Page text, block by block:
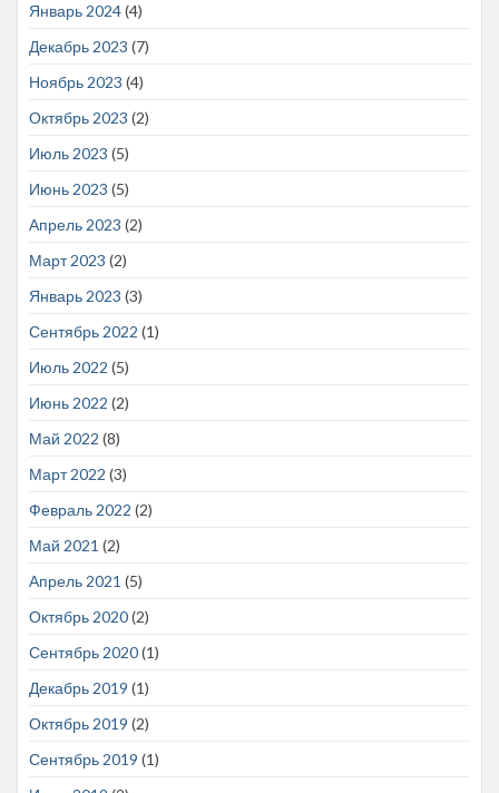
Январь 2024(4)
Декабрь 2023 (7)
Ноябрь 2023 (4)
Октябрь 2023 (2)
Июль 2023 (5)
Июнь 2023 (5)
Апрель 2023 (2)
Март 2023 (2)
Январь 2023 (3)
Сентябрь 2022 (1)
Июль 2022 (5)
Июнь 2022 (2)
Май 2022 (8)
Март 2022 (3)
Февраль 2022 (2)
Май 2021 (2)
Апрель 2021 (5)
Октябрь 2020(2)
Сентябрь 2020(1)
Декабрь 2019 (1)
Октябрь 2019 (2)
Сентябрь 2019 (1)